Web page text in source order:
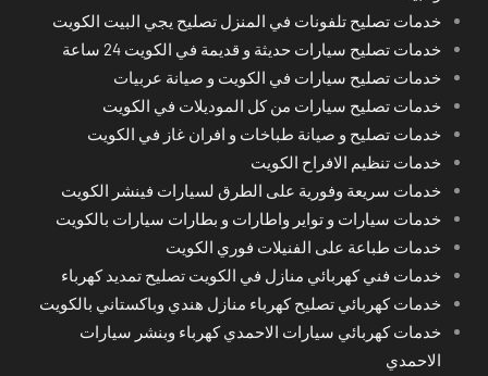
خدمات تصليح تلفونات في المنزل تصليح يجي البيت الكويت
خدمات تصليح سيارات حديثة و قديمة في الكويت 24 ساعة
خدمات تصليح سيارات في الكويت و صيانة عربيات
خدمات تصليح سيارات من كل الموديلات في الكويت
خدمات تصليح و صيانة طباخات و افران غاز في الكويت
خدمات تنظيم الافراح الكويت
خدمات سريعة وفورية على الطرق لسيارات فينشر الكويت
خدمات سيارات و تواير واطارات و بطارات سيارات بالكويت
خدمات طباعة على الفنيلات فوري الكويت
خدمات فني كهربائي منازل في الكويت تصليح تمديد كهرباء
خدمات كهربائي تصليح كهرباء منازل هندي وباكستاني بالكويت
خدمات كهربائي سيارات الاحمدي كهرباء وبنشر سيارات
الاحمدي